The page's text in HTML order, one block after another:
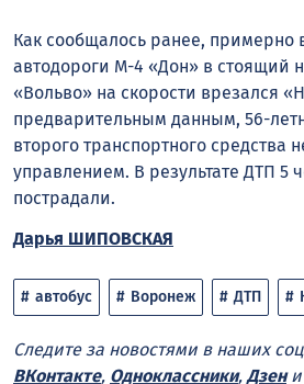
Как сообщалось ранее, примерно
автодороги М-4 «Дон» в стоящий
«Вольво» на скорости врезался «
предварительным данным, 56-
второго транспортного средства
управлением. В результате ДТП 5
пострадали.
Дарья ШИПОВСКАЯ
автобус Воронеж ДТП
Следите за новостями в наших
ВКонтакте, Одноклассники, Дзени